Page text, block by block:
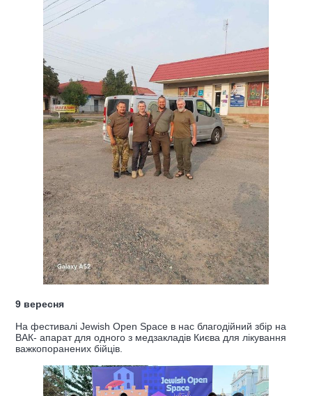
9 вересня
На фестивалі Jewish Open Space в нас благодійний збір на
ВАК- апарат для одного з медзакладів Києва для лікування
важкопоранених бійців.